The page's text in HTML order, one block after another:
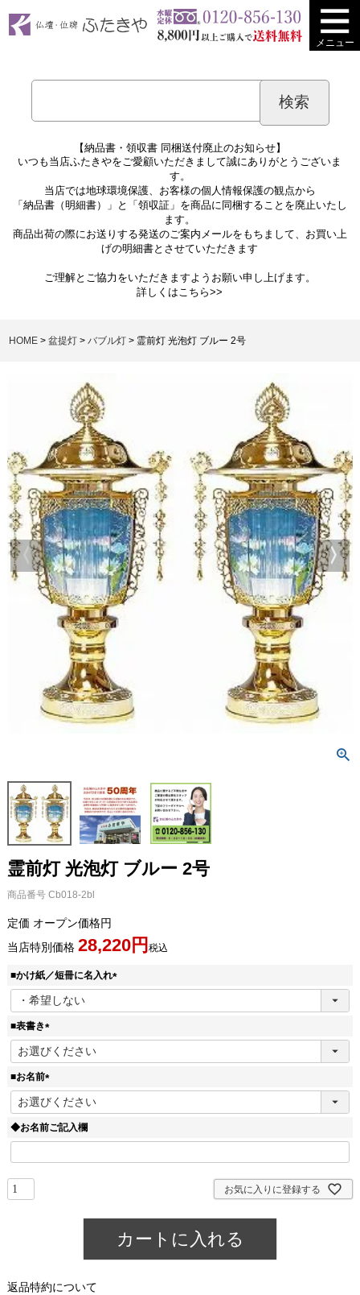
メニュー
【納品書・領収書 同梱送付廃止のお知らせ】
いつも当店ふたきやをご愛顧いただきまして誠にありがとうございま
す。
当店では地球環境保護、お客様の個人情報保護の観点から
「納品書（明細書）」と「領収証」を商品に同梱することを廃止いたし
ます。
商品出荷の際にお送りする発送のご案内メールをもちまして、お買い上
げの明細書とさせていただきます
ご理解とご協力をいただきますようお願い申し上げます。
詳しくはこちら>>
HOME 盆提灯 バブル灯 霊前灯 光泡灯 ブルー 2号
霊前灯 光泡灯 ブルー 2号
商品番号 Cb018-2bl
定価 オープン価格
当店特別価格 28,220 税込
■かけ紙／短冊に名入れ
(
■表書き
(
必
須
■お名前
(
必
須
◆お名前ご記入欄
お気に入りに登録する
カートに入れる
返品特約について